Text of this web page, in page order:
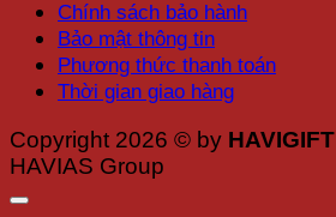
Chính sách bảo hành
Bảo mật thông tin
Phương thức thanh toán
Thời gian giao hàng
Copyright 2026 © by HAVIGIFT
HAVIAS Group